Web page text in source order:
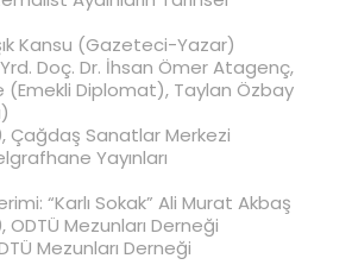
Kansu (Gazeteci-Yazar)
Doç. Dr. İhsan Ömer Atagenç,
(Emekli Diplomat), Taylan Özbay
Çağdaş Sanatlar Merkezi
Yayınları
“Karlı Sokak” Ali Murat Akbaş
ODTÜ Mezunları Derneği
Mezunları Derneği